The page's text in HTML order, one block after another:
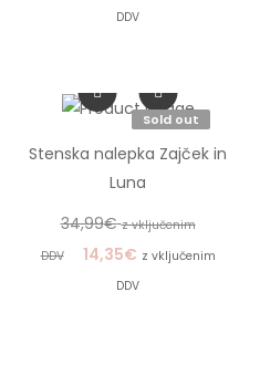
DDV
Sold out
Stenska nalepka Zajček in
Luna
34,99€ z vključenim
DDV
14,35€ z vključenim
DDV